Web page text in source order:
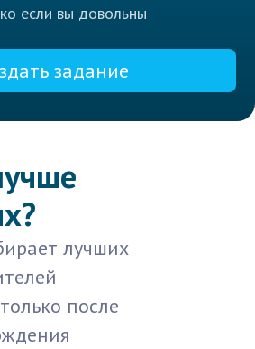
если вы довольны
задание
лучших
после